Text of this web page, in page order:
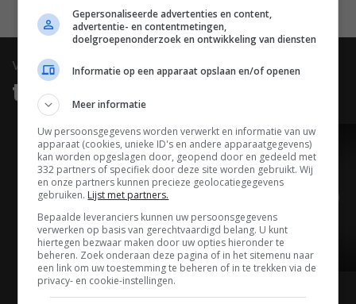
video
trailers & clips
02:36
TRAILER
Gepersonaliseerde advertenties en content,
advertentie- en contentmetingen,
doelgroepenonderzoek en ontwikkeling van diensten
Informatie op een apparaat opslaan en/of openen
Meer informatie
Uw persoonsgegevens worden verwerkt en informatie van uw
apparaat (cookies, unieke ID's en andere apparaatgegevens)
kan worden opgeslagen door, geopend door en gedeeld met
332 partners of specifiek door deze site worden gebruikt. Wij
en onze partners kunnen precieze geolocatiegegevens
gebruiken. Lijst met partners.
Bepaalde leveranciers kunnen uw persoonsgegevens
verwerken op basis van gerechtvaardigd belang. U kunt
hiertegen bezwaar maken door uw opties hieronder te
beheren. Zoek onderaan deze pagina of in het sitemenu naar
een link om uw toestemming te beheren of in te trekken via de
privacy- en cookie-instellingen.